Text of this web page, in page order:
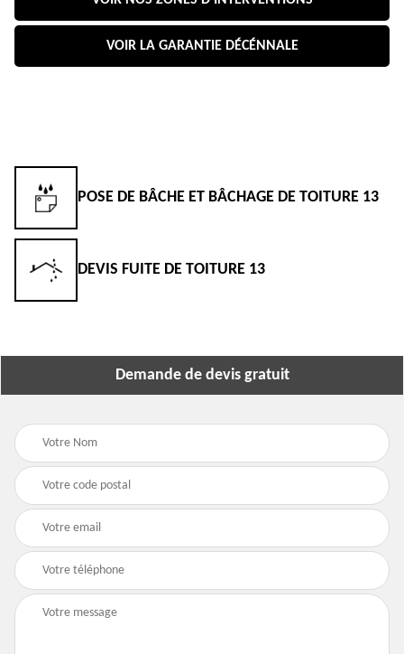
VOIR LA GARANTIE DÉCÉNNALE
POSE DE BÂCHE ET BÂCHAGE DE TOITURE 13
DEVIS FUITE DE TOITURE 13
Demande de devis gratuit